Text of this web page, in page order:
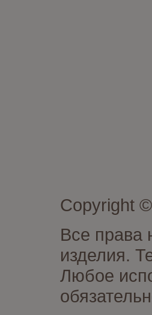
Copyright
Все права
изделия.
Любое